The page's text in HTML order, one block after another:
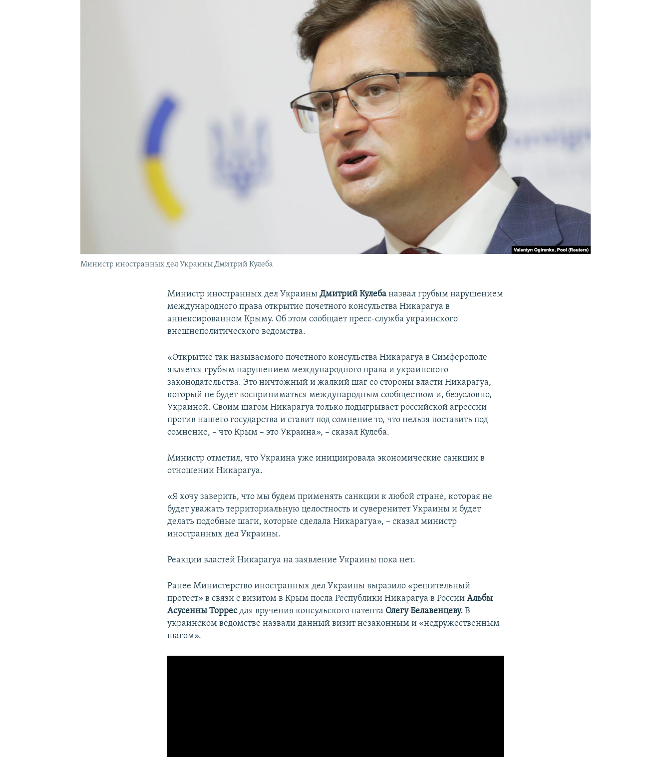
Министр иностранных дел Украины Дмитрий Кулеба
Министр иностранных дел УкраиныДмитрий Кулеба назвал грубым нарушением
международного права открытие почетного консульства Никарагуа в
аннексированном Крыму. Об этом сообщает пресс-служба украинского
внешнеполитического ведомства.
«Открытие так называемого почетного консульства Никарагуа в Симферополе
является грубым нарушением международного права и украинского
законодательства. Это ничтожный и жалкий шаг со стороны власти Никарагуа,
который не будет восприниматься международным сообществом и, безусловно,
Украиной. Своим шагом Никарагуа только подыгрывает российской агрессии
против нашего государства и ставит под сомнение то, что нельзя поставить под
сомнение, – что Крым – это Украина», – сказал Кулеба.
Министр отметил, что Украина уже инициировала экономические санкции в
отношении Никарагуа.
«Я хочу заверить, что мы будем применять санкции к любой стране, которая не
будет уважать территориальную целостность и суверенитет Украины и будет
делать подобные шаги, которые сделала Никарагуа», – сказал министр
иностранных дел Украины.
Реакции властей Никарагуа на заявление Украины пока нет.
Ранее Министерство иностранных дел Украины выразило «решительный
протест» в связи с визитом в Крым посла Республики Никарагуа в РоссииАльбы
Асусенны Торресдля вручения консульского патента Олегу Белавенцеву. В
украинском ведомстве назвали данный визит незаконным и «недружественным
шагом».